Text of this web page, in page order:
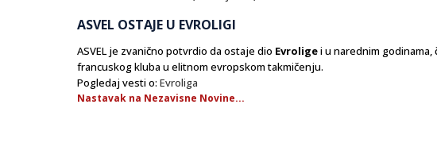
ASVEL OSTAJE U EVROLIGI
ASVEL je zvanično potvrdio da ostaje dio Evroligei u narednim
francuskog kluba u elitnom evropskom takmičenju.
Pogledaj vesti o: Evroliga
Nastavak na Nezavisne Novine...